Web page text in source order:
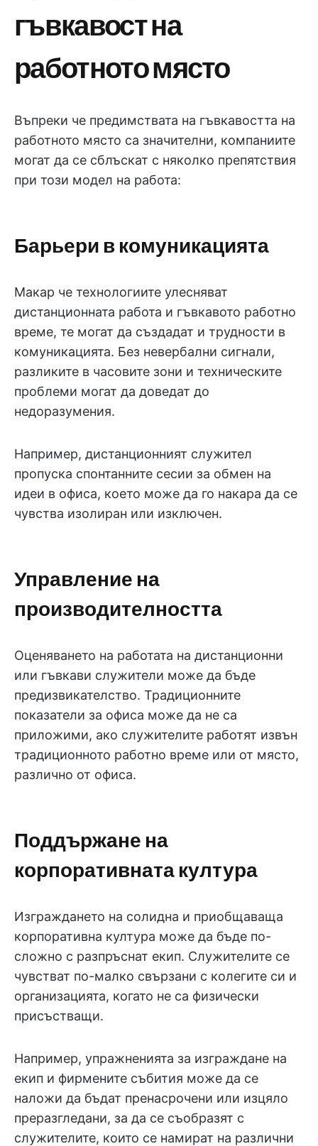
гъвкавост на
работното място
Въпреки че предимствата на гъвкавостта на
работното място са значителни, компаниите
могат да се сблъскат с няколко препятствия
при този модел на работа:
Барьери в комуникацията
Макар че технологиите улесняват
дистанционната работа и гъвкавото работно
време, те могат да създадат и трудности в
комуникацията. Без невербални сигнали,
разликите в часовите зони и техническите
проблеми могат да доведат до
недоразумения.
Например, дистанционният служител
пропуска спонтанните сесии за обмен на
идеи в офиса, което може да го накара да се
чувства изолиран или изключен.
Управление на
производителността
Оценяването на работата на дистанционни
или гъвкави служители може да бъде
предизвикателство. Традиционните
показатели за офиса може да не са
приложими, ако служителите работят извън
традиционното работно време или от място,
различно от офиса.
Поддържане на
корпоративната култура
Изграждането на солидна и приобщаваща
корпоративна култура може да бъде по-
сложно с разпръснат екип. Служителите се
чувстват по-малко свързани с колегите си и
организацията, когато не са физически
присъстващи.
Например, упражненията за изграждане на
екип и фирмените събития може да се
наложи да бъдат пренасрочени или изцяло
преразгледани, за да се съобразят с
служителите, които се намират на различни